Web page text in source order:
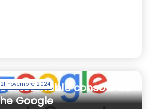
novembre 2024
console de
Google